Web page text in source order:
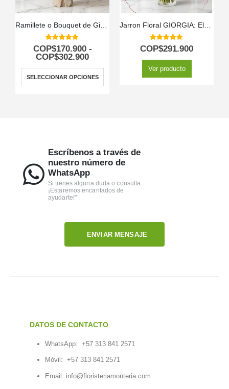
Ramillete o Bouquet de Girasoles
5.00out of 5
COP$170.900 -
COP$302.900
SELECCIONAR OPCIONES
Jarron Floral GIORGIA: Elegancia en Rosas Rojas, Rosadas y Lirios 🌹
5.00out of 5
COP$291.900
Ver producto
Escríbenos a través de
nuestro número de
WhatsApp
Si tienes alguna duda o consulta.
¡Estaremos encantados de
ayudarte!"
ENVIAR MENSAJE
DATOS DE CONTACTO
WhatsApp: +57 313 841 2571
Móvil: +57 313 841 2571
Email: info@floristeriamonteria.com